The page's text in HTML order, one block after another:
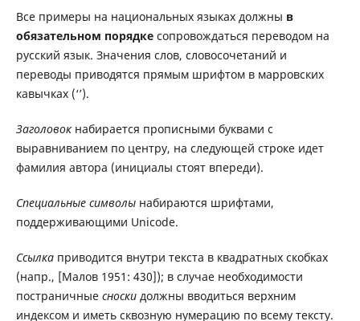
Все примеры на национальных языках должны в
обязательном порядке сопровождаться переводом на
русский язык. Значения слов, словосочетаний и
переводы приводятся прямым шрифтом в марровских
кавычках (‘’).
Заголовокнабирается прописными буквами с
выравниванием по центру, на следующей строке идет
фамилия автора (инициалы стоят впереди).
Специальные символынабираются шрифтами,
поддерживающими Unicode.
Ссылкаприводится внутри текста в квадратных скобках
(напр., [Малов 1951: 430]); в случае необходимости
постраничные сноскидолжны вводиться верхним
индексом и иметь сквозную нумерацию по всему тексту.